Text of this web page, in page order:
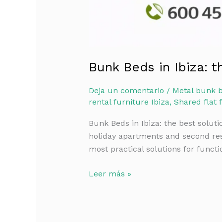
Bunk Beds in Ibiza:
Deja un comentario / Metal bunk
rental furniture Ibiza, Shared flat
Bunk Beds in Ibiza: the best
holiday apartments and second
most practical solutions for
Leer más »